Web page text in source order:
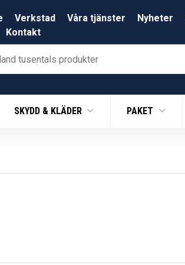
Verkstad Våra tjänster Nyheter
Kontakt
SKYDD & KLÄDER PAKET